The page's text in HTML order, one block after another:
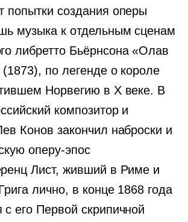
попытки создания оперы
музыка к отдельным сценам
либретто Бьёрнсона «Олав
(1873), по легенде о короле
Норвегию в X веке. В
композитор и
Конов закончил наброски и
оперу-эпос
Лист, живший в Риме и
лично, в конце 1868 года
с его Первой скрипичной